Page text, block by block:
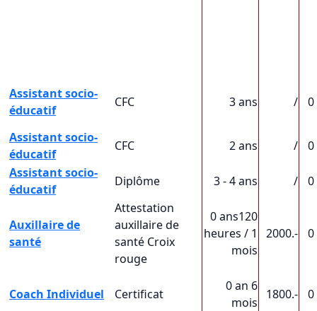
Assistant socio-
éducatif
CFC 3 ans / 0
Assistant socio-
éducatif
CFC 2 ans /
0
Assistant socio-
éducatif
Diplôme 3 - 4 ans / 0
Auxillaire de
santé
Attestation
auxillaire de
santé Croix
rouge
0 ans120
heures / 1
mois
2000.- 0
Coach Individuel Certificat
0 an 6
mois
1800.- 0